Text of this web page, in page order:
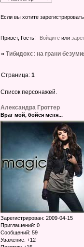
Если вы хотите
Привет, Гость! Войдите или
» Тибидохс: на грани
Список персонажей.
Страница: 1
Александра Гроттер
Враг мой, бойся меня...
Зарегистрирован: 2009-04-15
Приглашений: 0
Сообщений: 59
Уважение: +12